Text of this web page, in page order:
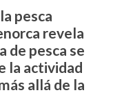
pesca
revela
de pesca se
la actividad
allá de la